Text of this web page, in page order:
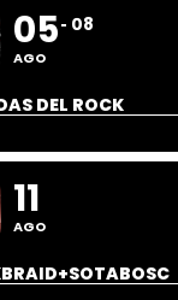
05
AGO
08
DEL ROCK
11
AGO